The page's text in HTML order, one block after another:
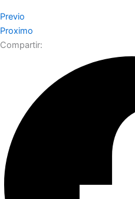
Previo
Proximo
Compartir: